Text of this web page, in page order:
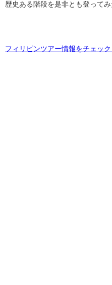
歴史ある階段を是非とも登ってみ
フィリピンツアー情報をチェック